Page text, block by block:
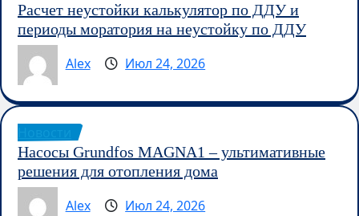
Расчет неустойки калькулятор по ДДУ и
периоды моратория на неустойку по ДДУ
Alex
Июл 24, 2026
Насосы Grundfos MAGNA1 – ультимативные
решения для отопления дома
Alex
Июл 24, 2026